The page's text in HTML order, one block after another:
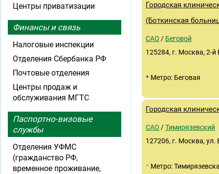
Городская
(Боткинская
САО / Беговой
125284, г. Москва, 2-й
• Метро: Беговая
Городская
САО /Тимирязевский
127206, г. Москва, ул.
• Метро:
Центры приватизации
Финансы и связь
Налоговые инспекции
Отделения Сбербанка РФ
Почтовые отделения
Центры продаж и
обслуживания МГТС
Паспортно-визовые
службы
Отделения УФМС
(гражданство РФ,
временное проживание,